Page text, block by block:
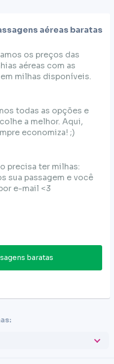
aéreas baratas
os preços das
aéreas com as
milhas disponíveis.
todas as opções e
a melhor. Aqui,
economiza! ;)
precisa ter milhas:
sua passagem e você
e-mail <3
baratas